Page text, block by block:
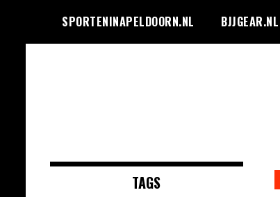
de
SPORTENINAPELDOORN.NL BJJGEAR.NL
TAGS